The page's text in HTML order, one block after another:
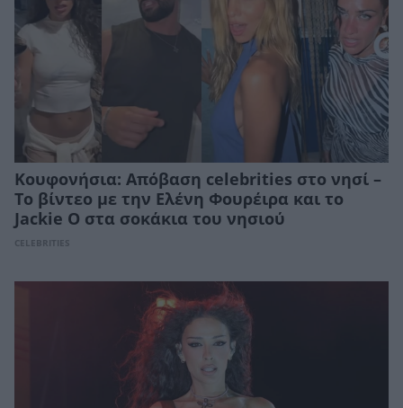
Κουφονήσια: Απόβαση celebrities στο νησί –
Το βίντεο με την Ελένη Φουρέιρα και το
Jackie O στα σοκάκια του νησιού
CELEBRITIES